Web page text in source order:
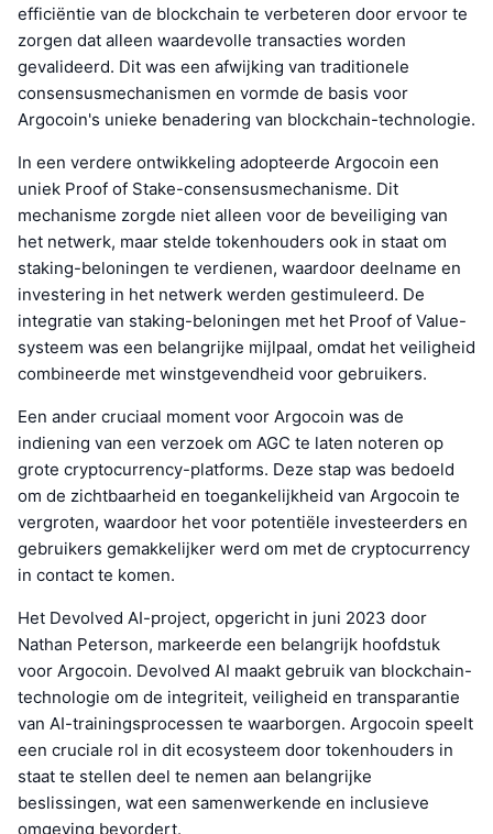
efficiëntie van de blockchain te verbeteren door ervoor te
zorgen dat alleen waardevolle transacties worden
gevalideerd. Dit was een afwijking van traditionele
consensusmechanismen en vormde de basis voor
Argocoin's unieke benadering van blockchain-technologie.
In een verdere ontwikkeling adopteerde Argocoin een
uniek Proof of Stake-consensusmechanisme. Dit
mechanisme zorgde niet alleen voor de beveiliging van
het netwerk, maar stelde tokenhouders ook in staat om
staking-beloningen te verdienen, waardoor deelname en
investering in het netwerk werden gestimuleerd. De
integratie van staking-beloningen met het Proof of Value-
systeem was een belangrijke mijlpaal, omdat het veiligheid
combineerde met winstgevendheid voor gebruikers.
Een ander cruciaal moment voor Argocoin was de
indiening van een verzoek om AGC te laten noteren op
grote cryptocurrency-platforms. Deze stap was bedoeld
om de zichtbaarheid en toegankelijkheid van Argocoin te
vergroten, waardoor het voor potentiële investeerders en
gebruikers gemakkelijker werd om met de cryptocurrency
in contact te komen.
Het Devolved AI-project, opgericht in juni 2023 door
Nathan Peterson, markeerde een belangrijk hoofdstuk
voor Argocoin. Devolved AI maakt gebruik van blockchain-
technologie om de integriteit, veiligheid en transparantie
van AI-trainingsprocessen te waarborgen. Argocoin speelt
een cruciale rol in dit ecosysteem door tokenhouders in
staat te stellen deel te nemen aan belangrijke
beslissingen, wat een samenwerkende en inclusieve
omgeving bevordert.